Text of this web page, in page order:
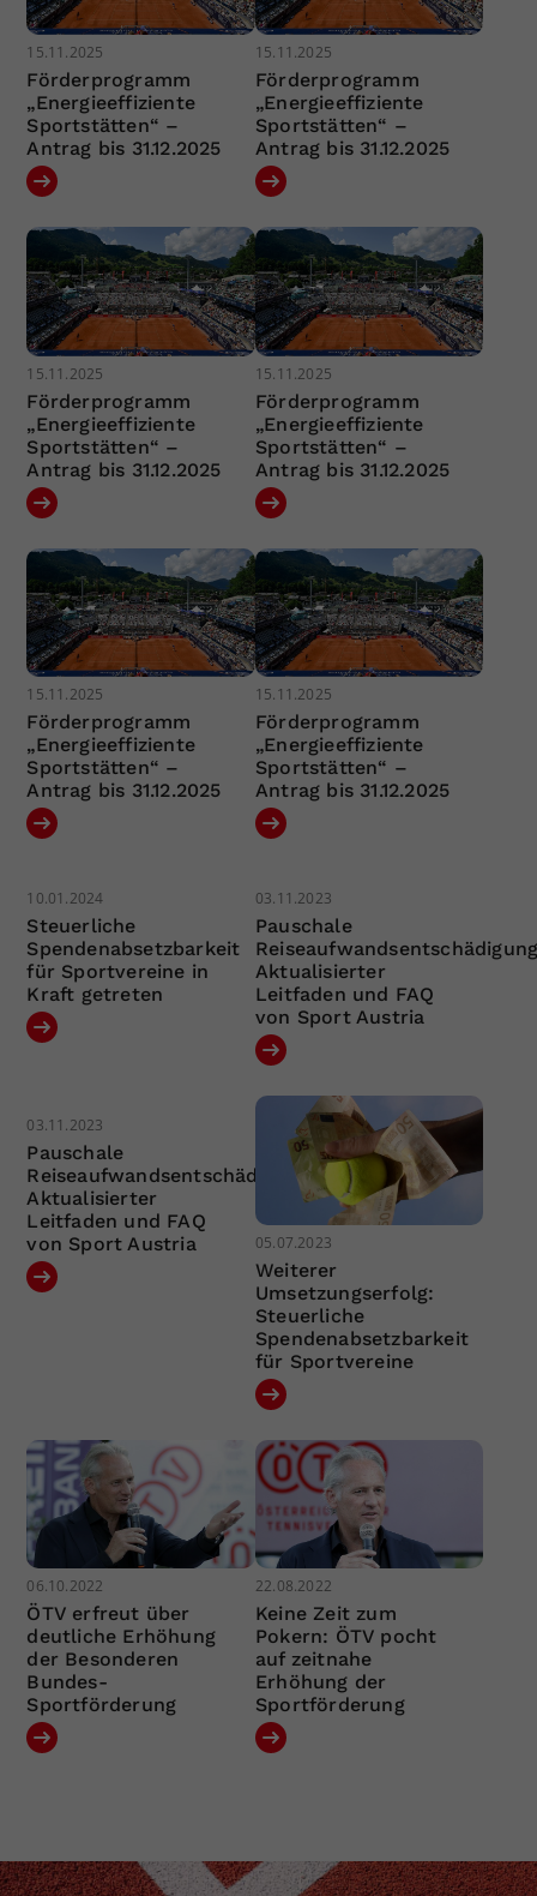
15.11.2025
Förderprogramm
„Energieeffiziente
Sportstätten“ –
Antrag bis 31.12.2025
15.11.2025
Förderprogramm
„Energieeffiziente
Sportstätten“ –
Antrag bis 31.12.2025
15.11.2025
Förderprogramm
„Energieeffiziente
Sportstätten“ –
Antrag bis 31.12.2025
15.11.2025
Förderprogramm
„Energieeffiziente
Sportstätten“ –
Antrag bis 31.12.2025
15.11.2025
Förderprogramm
„Energieeffiziente
Sportstätten“ –
Antrag bis 31.12.2025
15.11.2025
Förderprogramm
„Energieeffiziente
Sportstätten“ –
Antrag bis 31.12.2025
10.01.2024
Steuerliche
Spendenabsetzbarkeit
für Sportvereine in
Kraft getreten
03.11.2023
Pauschale
Aktualisierter
Leitfaden und FAQ
von Sport Austria
03.11.2023
Pauschale
Reiseaufwandsentschädigung:
Aktualisierter
Leitfaden und FAQ
von Sport Austria
05.07.2023
Weiterer
Umsetzungserfolg:
Steuerliche
Spendenabsetzbarkeit
für Sportvereine
06.10.2022
ÖTV erfreut über
deutliche Erhöhung
der Besonderen
Bundes-
Sportförderung
22.08.2022
Keine Zeit zum
Pokern: ÖTV pocht
auf zeitnahe
Erhöhung der
Sportförderung